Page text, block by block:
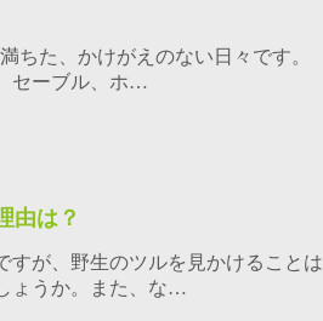
ちた、かけがえのない日々です。
セーブル、ホ…
由は？
すが、野生のツルを見かけることは
ょうか。また、な…